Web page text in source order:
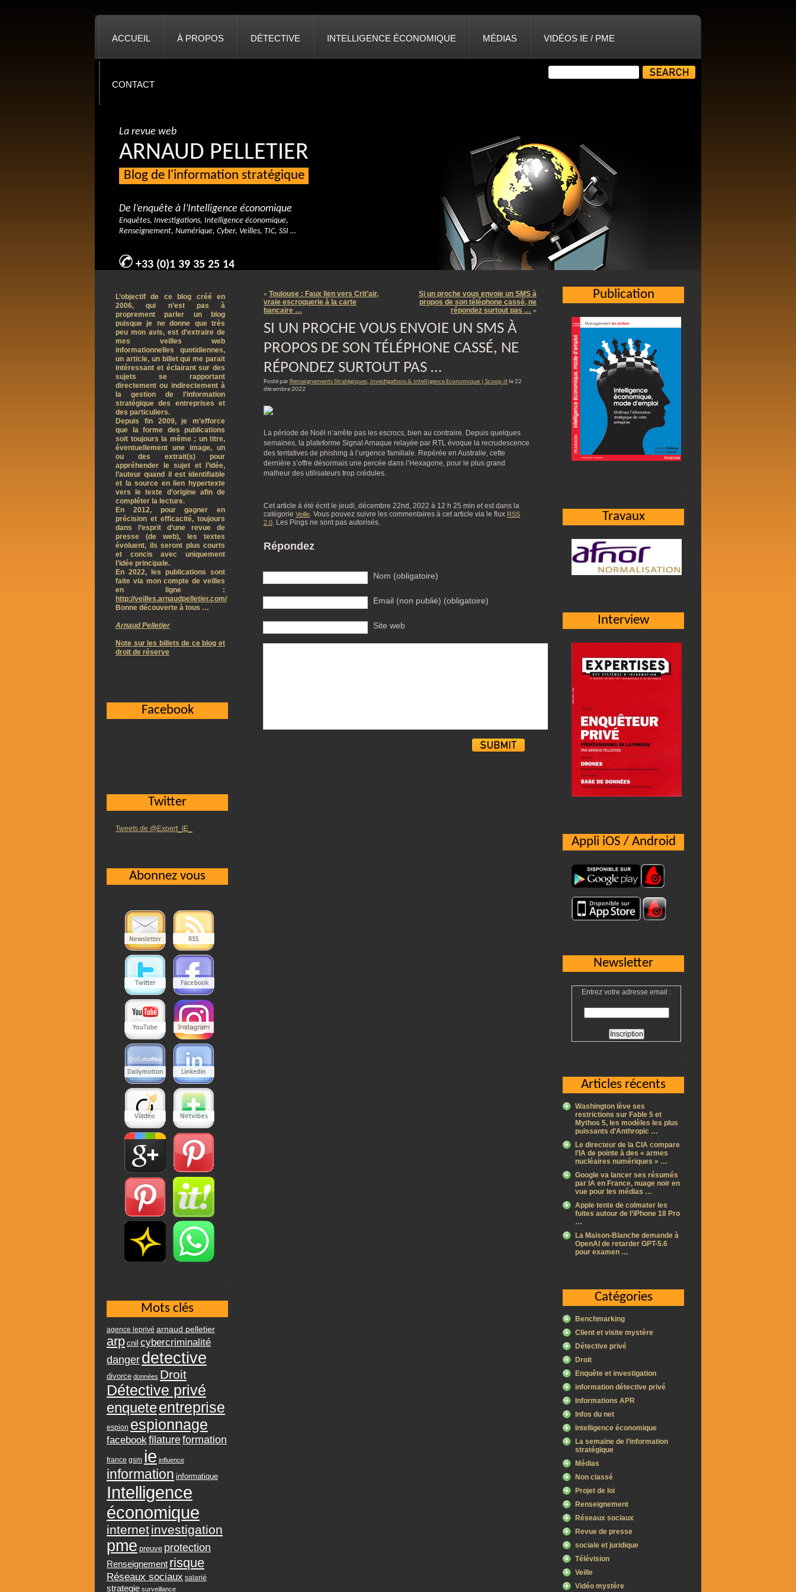
ACCUEIL À PROPOS DÉTECTIVE INTELLIGENCE ÉCONOMIQUE MÉDIAS VIDÉOS IE / PME
CONTACT
La revue web
ARNAUD PELLETIER
Blog de l'information stratégique
De l’enquête à l’Intelligence économique
Enquêtes, Investigations, Intelligence économique,
Renseignement, Numérique, Cyber, Veilles, TIC, SSI …
+33 (0)1 39 35 25 14
« Toulouse : Faux lien vers Crit’air,
vraie escroquerie à la carte
bancaire …
Si un proche vous envoie un SMS à
propos de son téléphone cassé, ne
répondez surtout pas … »
SI UN PROCHE VOUS ENVOIE UN SMS À
PROPOS DE SON TÉLÉPHONE CASSÉ, NE
RÉPONDEZ SURTOUT PAS …
Posté par Renseignements Stratégiques, Investigations & Intelligence Economique | Scoop.it le 22
décembre 2022
La période de Noël n’arrête pas les escrocs, bien au contraire. Depuis quelques
semaines, la plateforme Signal Arnaque relayée par RTL évoque la recrudescence
des tentatives de phishing à l’urgence familiale. Repérée en Australie, cette
dernière s’offre désormais une percée dans l’Hexagone, pour le plus grand
malheur des utilisateurs trop crédules.
Cet article à été écrit le jeudi, décembre 22nd, 2022 à 12 h 25 min et est dans la
catégorie Veille. Vous pouvez suivre les commentaires à cet article via le flux RSS
2.0. Les Pings ne sont pas autorisés.
Répondez
Nom (obligatoire)
Email (non publié) (obligatoire)
Site web
Publication
Travaux
Interview
Appli iOS / Android
Newsletter
Entrez votre adresse email :
Articles récents
Washington lève ses
restrictions sur Fable 5 et
Mythos 5, les modèles les plus
puissants d’Anthropic …
Le directeur de la CIA compare
l’IA de pointe à des « armes
nucléaires numériques » …
Google va lancer ses résumés
par IA en France, nuage noir en
vue pour les médias …
Apple tente de colmater les
fuites autour de l’iPhone 18 Pro
…
La Maison-Blanche demande à
OpenAI de retarder GPT-5.6
pour examen …
Catégories
Benchmarking
Client et visite mystère
Détective privé
Droit
Enquête et investigation
information détective privé
Informations APR
Infos du net
Intelligence économique
La semaine de l’information
stratégique
Médias
Non classé
Projet de loi
Renseignement
Réseaux sociaux
Revue de presse
sociale et juridique
Télévision
Veille
Vidéo mystère
L’objectif de ce blog créé en
2006, qui n’est pas à
proprement parler un blog
puisque je ne donne que très
peu mon avis, est d’extraire de
mes veilles web
informationnelles quotidiennes,
un article, un billet qui me parait
intéressant et éclairant sur des
sujets se rapportant
directement ou indirectement à
la gestion de l’information
stratégique des entreprises et
des particuliers.
Depuis fin 2009, je m’efforce
que la forme des publications
soit toujours la même ; un titre,
éventuellement une image, un
ou des extrait(s) pour
appréhender le sujet et l’idée,
l’auteur quand il est identifiable
et la source en lien hypertexte
vers le texte d’origine afin de
compléter la lecture.
En 2012, pour gagner en
précision et efficacité, toujours
dans l’esprit d’une revue de
presse (de web), les textes
évoluent, ils seront plus courts
et concis avec uniquement
l’idée principale.
En 2022, les publications sont
faite via mon compte de veilles
en ligne :
http://veilles.arnaudpelletier.com/
Bonne découverte à tous …
Arnaud Pelletier
Note sur les billets de ce blog et
droit de réserve
Facebook
Twitter
Tweets de @Expert_IE_
Abonnez vous
Mots clés
agence leprivé arnaud pelletier
arp cnil cybercriminalité
danger detective
divorce données Droit
Détective privé
enqueteentreprise
espion espionnage
facebookfilatureformation
france gsm ie influence
information informatique
Intelligence
économique
internetinvestigation
pme preuve protection
Renseignement risque
Réseaux sociaux salarié
strategie surveillance